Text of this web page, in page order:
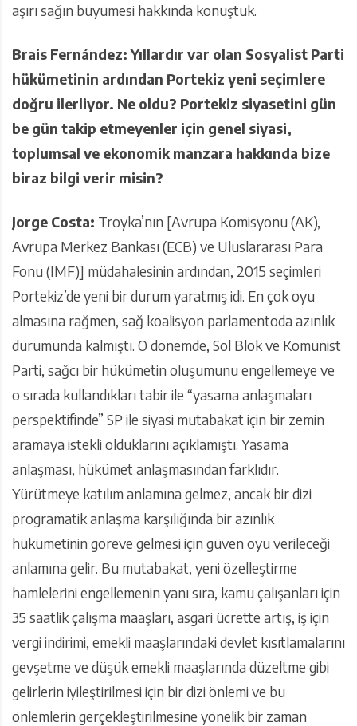
aşırı sağın büyümesi hakkında konuştuk.
Brais Fernández: Yıllardır var olan Sosyalist Parti
hükümetinin ardından Portekiz yeni seçimlere
doğru ilerliyor. Ne oldu? Portekiz siyasetini gün
be gün takip etmeyenler için genel siyasi,
toplumsal ve ekonomik manzara hakkında bize
biraz bilgi verir misin?
Jorge Costa: Troyka’nın [Avrupa Komisyonu (AK),
Avrupa Merkez Bankası (ECB) ve Uluslararası Para
Fonu (IMF)] müdahalesinin ardından, 2015 seçimleri
Portekiz’de yeni bir durum yaratmış idi. En çok oyu
almasına rağmen, sağ koalisyon parlamentoda azınlık
durumunda kalmıştı. O dönemde, Sol Blok ve Komünist
Parti, sağcı bir hükümetin oluşumunu engellemeye ve
o sırada kullandıkları tabir ile “yasama anlaşmaları
perspektifinde” SP ile siyasi mutabakat için bir zemin
aramaya istekli olduklarını açıklamıştı. Yasama
anlaşması, hükümet anlaşmasından farklıdır.
Yürütmeye katılım anlamına gelmez, ancak bir dizi
programatik anlaşma karşılığında bir azınlık
hükümetinin göreve gelmesi için güven oyu verileceği
anlamına gelir. Bu mutabakat, yeni özelleştirme
hamlelerini engellemenin yanı sıra, kamu çalışanları için
35 saatlik çalışma maaşları, asgari ücrette artış, iş için
vergi indirimi, emekli maaşlarındaki devlet kısıtlamalarını
gevşetme ve düşük emekli maaşlarında düzeltme gibi
gelirlerin iyileştirilmesi için bir dizi önlemi ve bu
önlemlerin gerçekleştirilmesine yönelik bir zaman